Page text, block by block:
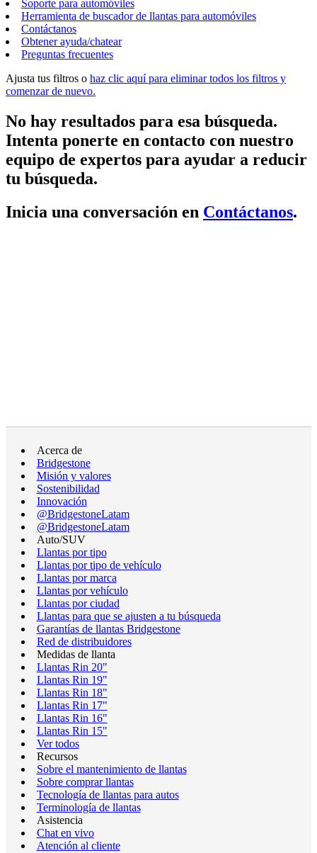
Soporte para automóviles
Herramienta de buscador de llantas para automóviles
Contáctanos
Obtener ayuda/chatear
Preguntas frecuentes
Ajusta tus filtros o haz clic aquí para eliminar todos los filtros y
comenzar de nuevo.
No hay resultados para esa búsqueda.
Intenta ponerte en contacto con nuestro
equipo de expertos para ayudar a reducir
tu búsqueda.
Inicia una conversación en Contáctanos.
Acerca de
Bridgestone
Misión y valores
Sostenibilidad
Innovación
@BridgestoneLatam
@BridgestoneLatam
Auto/SUV
Llantas por tipo
Llantas por tipo de vehículo
Llantas por marca
Llantas por vehículo
Llantas por ciudad
Llantas para que se ajusten a tu búsqueda
Garantías de llantas Bridgestone
Red de distribuidores
Medidas de llanta
Llantas Rin 20"
Llantas Rin 19"
Llantas Rin 18"
Llantas Rin 17"
Llantas Rin 16"
Llantas Rin 15"
Ver todos
Recursos
Sobre el mantenimiento de llantas
Sobre comprar llantas
Tecnología de llantas para autos
Terminología de llantas
Asistencia
Chat en vivo
Atención al cliente